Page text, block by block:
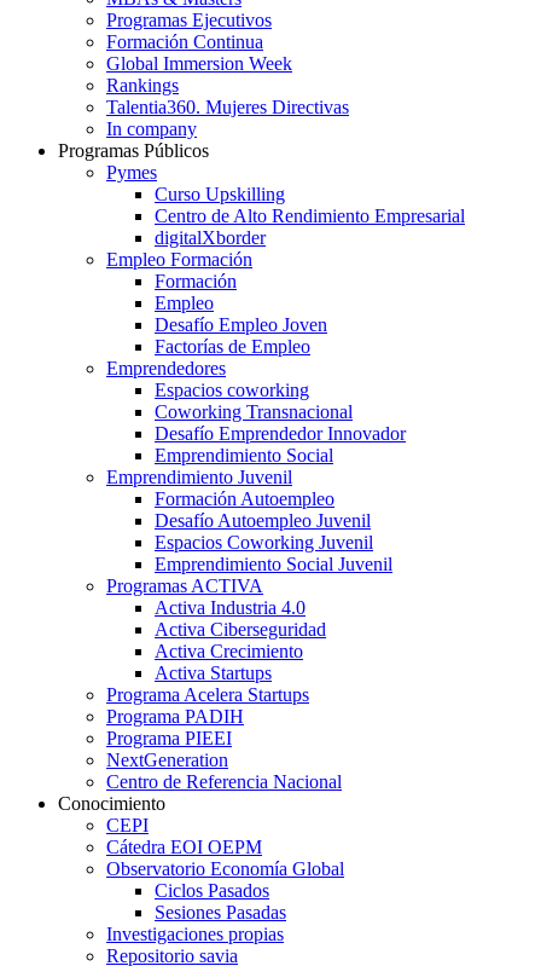
Programas Ejecutivos
Formación Continua
Global Immersion Week
Rankings
Talentia360. Mujeres Directivas
In company
Programas Públicos
Pymes
Curso Upskilling
Centro de Alto Rendimiento Empresarial
digitalXborder
Empleo Formación
Formación
Empleo
Desafío Empleo Joven
Factorías de Empleo
Emprendedores
Espacios coworking
Coworking Transnacional
Desafío Emprendedor Innovador
Emprendimiento Social
Emprendimiento Juvenil
Formación Autoempleo
Desafío Autoempleo Juvenil
Espacios Coworking Juvenil
Emprendimiento Social Juvenil
Programas ACTIVA
Activa Industria 4.0
Activa Ciberseguridad
Activa Crecimiento
Activa Startups
Programa Acelera Startups
Programa PADIH
Programa PIEEI
NextGeneration
Centro de Referencia Nacional
Conocimiento
CEPI
Cátedra EOI OEPM
Observatorio Economía Global
Ciclos Pasados
Sesiones Pasadas
Investigaciones propias
Repositorio savia